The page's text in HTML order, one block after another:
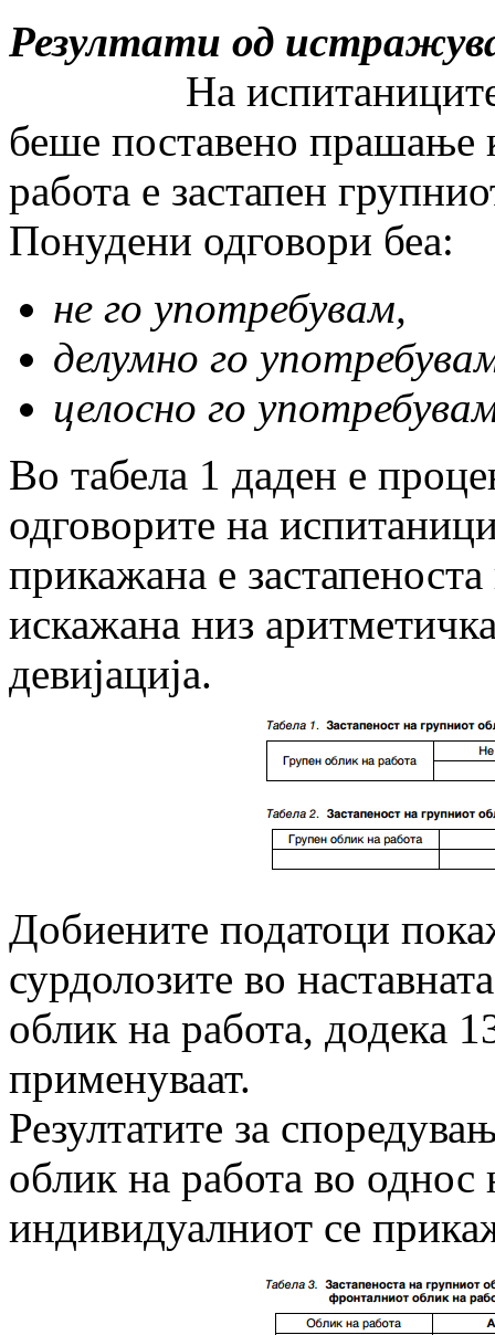
Резултати од
На
беше поставено прашање
работа е застапен
Понудени одговори беа:
не го употребувам,
делумно го
целосно го
Во табела 1 даден е
одговорите на
прикажана е
искажана низ
девијација.
Добиените податоци
сурдолозите во
облик на работа, додека
применуваат.
Резултатите за
облик на работа во
индивидуалниот се